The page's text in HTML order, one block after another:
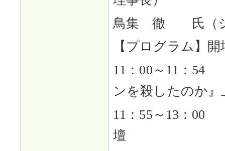
鳥集 徹 氏（ジ
【プログラム】開
11：00～11：54
ンを殺したのか』
11：55～13：
壇